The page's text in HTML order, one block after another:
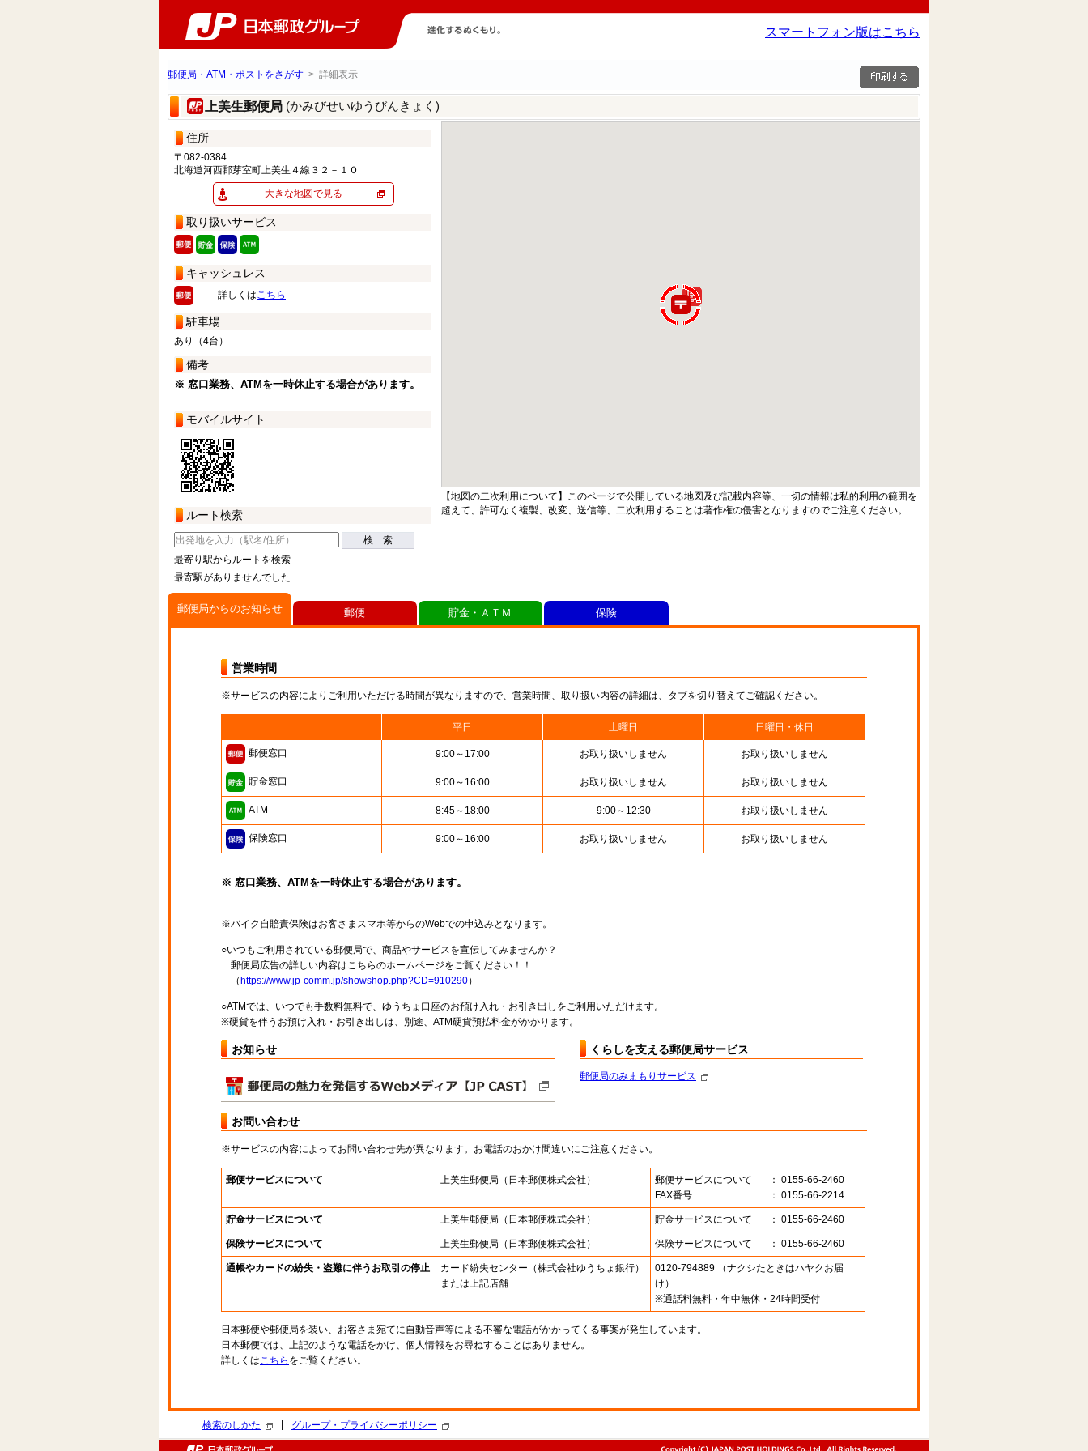
スマートフォン版はこちら
郵便局・ATM・ポストをさがす > 詳細表示
上美生郵便局 (かみびせいゆうびんきょく)
住所
〒082-0384
北海道河西郡芽室町上美生４線３２－１０
大きな地図で見る
取り扱いサービス
キャッシュレス
詳しくはこちら
駐車場
あり（4台）
備考
※ 窓口業務、ATMを一時休止する場合があります。
モバイルサイト
ルート検索
検 索
最寄り駅からルートを検索
最寄駅がありませんでした
【地図の二次利用について】このページで公開している地図及び記載内容等、一切の情報は私的利用の範囲を
超えて、許可なく複製、改変、送信等、二次利用することは著作権の侵害となりますのでご注意ください。
郵便局からのお知らせ
営業時間
※サービスの内容によりご利用いただける時間が異なりますので、営業時間、取り扱い内容の詳細は、タブを切り替えてご確認ください。
平日 土曜日 日曜日・休日
郵便窓口 9:00～17:00 お取り扱いしません お取り扱いしません
貯金窓口 9:00～16:00 お取り扱いしません お取り扱いしません
ATM 8:45～18:00 9:00～12:30 お取り扱いしません
保険窓口 9:00～16:00 お取り扱いしません お取り扱いしません
※ 窓口業務、ATMを一時休止する場合があります。
※バイク自賠責保険はお客さまスマホ等からのWebでの申込みとなります。
○いつもご利用されている郵便局で、商品やサービスを宣伝してみませんか？
郵便局広告の詳しい内容はこちらのホームページをご覧ください！！
（ https://www.jp-comm.jp/showshop.php?CD=910290）
○ATMでは、いつでも手数料無料で、ゆうちょ口座のお預け入れ・お引き出しをご利用いただけます。
※硬貨を伴うお預け入れ・お引き出しは、別途、ATM硬貨預払料金がかかります。
お知らせ くらしを支える郵便局サービス
郵便局のみまもりサービス
お問い合わせ
※サービスの内容によってお問い合わせ先が異なります。お電話のおかけ間違いにご注意ください。
郵便サービスについて 上美生郵便局 （日本郵便株式会社） 郵便サービスについて
： 0155-66-2460
FAX番号
： 0155-66-2214
貯金サービスについて 上美生郵便局 （日本郵便株式会社） 貯金サービスについて ： 0155-66-2460
保険サービスについて 上美生郵便局 （日本郵便株式会社） 保険サービスについて ： 0155-66-2460
通帳やカードの紛失・盗難に伴うお取引の停止 カード紛失センター （株式会社ゆうちょ銀行）
または上記店舗
0120-794889 （ナクシたときはハヤクお届
け）
※通話料無料・年中無休・24時間受付
日本郵便や郵便局を装い、お客さま宛てに自動音声等による不審な電話がかかってくる事案が発生しています。
日本郵便では、上記のような電話をかけ、個人情報をお尋ねすることはありません。
詳しくはこちら をご覧ください。
郵便 貯金・ＡＴＭ 保険
検索のしかた グループ・プライバシーポリシー